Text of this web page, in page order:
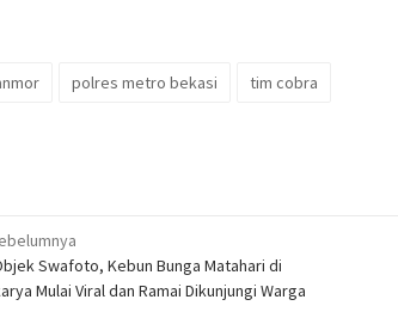
polres metro bekasi tim cobra
Swafoto, Kebun Bunga Matahari di
Mulai Viral dan Ramai Dikunjungi Warga